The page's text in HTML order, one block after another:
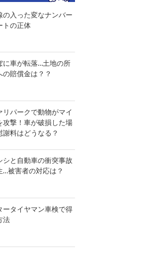
の入った変なナンバー
トの正体
に車が転落…土地の所
の賠償金は？？
リパークで動物がマイ
攻撃！車が破損した場
謝料はどうなる？
シと自動車の衝突事故
…被害者の対応は？
ータイヤマン車検で得
法